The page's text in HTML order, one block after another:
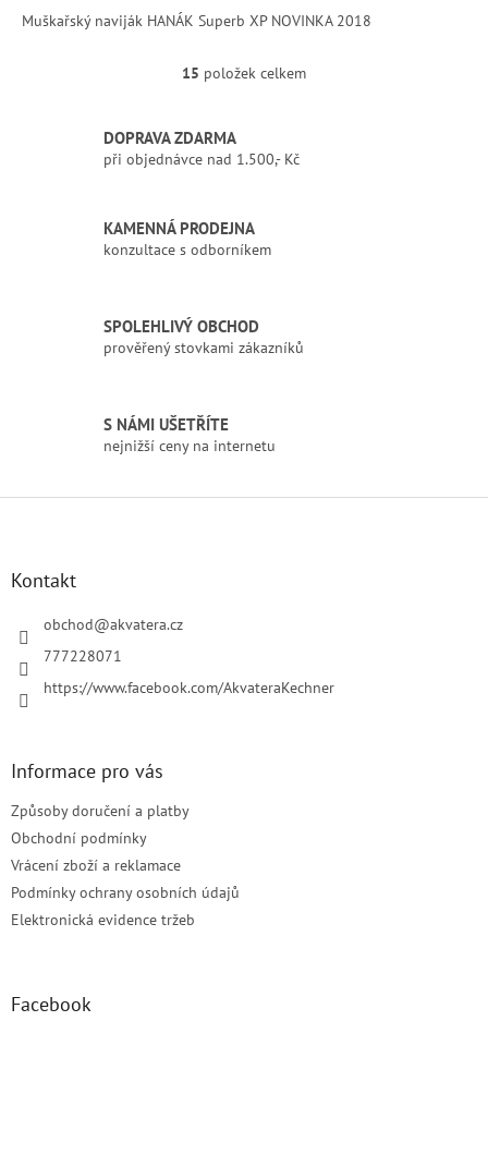
Muškařský naviják HANÁK Superb XP NOVINKA 2018
O
d
í
p
y
v
u
15 položek celkem
DOPRAVA ZDARMA
při objednávce nad 1.500,- Kč
KAMENNÁ PRODEJNA
konzultace s odborníkem
SPOLEHLIVÝ OBCHOD
prověřený stovkami zákazníků
S NÁMI UŠETŘÍTE
nejnižší ceny na internetu
Kontakt
obchod@akvatera.cz
777228071
https://www.facebook.com/AkvateraKechner
Informace pro vás
Způsoby doručení a platby
Obchodní podmínky
Vrácení zboží a reklamace
Podmínky ochrany osobních údajů
Elektronická evidence tržeb
Facebook